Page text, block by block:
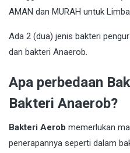
Ada 2 (dua) jenis bakteri
dan bakteri Anaerob.
Apa perbedaan
Bakteri Anaerob?
Bakteri Aerob memerlukan
penerapannya seperti dalam